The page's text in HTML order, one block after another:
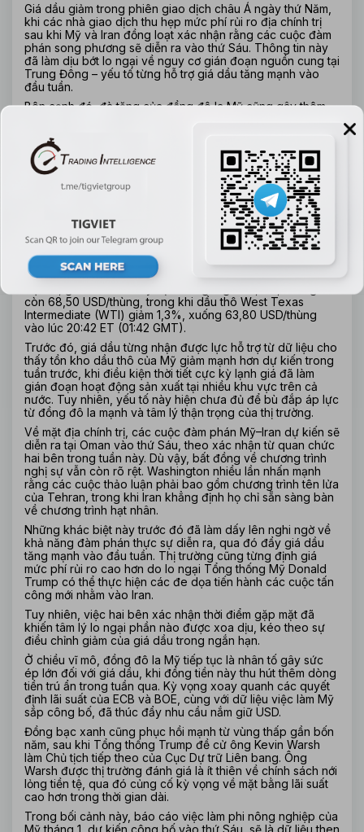
Giá dầu giảm trong phiên giao dịch châu Á ngày thứ Năm,
khi các nhà giao dịch thu hẹp mức phí rủi ro địa chính trị
sau khi Mỹ và Iran đồng loạt xác nhận rằng các cuộc đàm
phán song phương sẽ diễn ra vào thứ Sáu. Thông tin này
đã làm dịu bớt lo ngại về nguy cơ gián đoạn nguồn cung tại
Trung Đông – yếu tố từng hỗ trợ giá dầu tăng mạnh vào
đầu tuần.
Bên cạnh đó, đà tăng của đồng đô la Mỹ cũng gây thêm
phi nông nghiệp quan trọng của Mỹ trong tháng 1, dự kiến
công bố vào thứ Sáu, đồng thời theo dõi sát các cuộc họp
chính sách tiền tệ của Ngân hàng Trung ương châu Âu
(ECB) và Ngân hàng Anh (BOE) diễn ra trong ngày thứ
Sau phiên tăng mạnh vào thứ Tư, giá dầu thô đã đảo chiều
giảm khi hoạt động chốt lời xuất hiện. Dù vậy, giá dầu vẫn
đang giao dịch thấp hơn so với đầu tuần, sau khi trước đó
chịu áp lực bán mạnh trong bối cảnh thị trường hàng hóa
toàn cầu đồng loạt điều chỉnh.
còn 68,50 USD/thùng, trong khi dầu thô West Texas
Intermediate (WTI) giảm 1,3%, xuống 63,80 USD/thùng
vào lúc 20:42 ET (01:42 GMT).
Trước đó, giá dầu từng nhận được lực hỗ trợ từ dữ liệu cho
thấy tồn kho dầu thô của Mỹ giảm mạnh hơn dự kiến trong
tuần trước, khi điều kiện thời tiết cực kỳ lạnh giá đã làm
gián đoạn hoạt động sản xuất tại nhiều khu vực trên cả
nước. Tuy nhiên, yếu tố này hiện chưa đủ để bù đắp áp lực
từ đồng đô la mạnh và tâm lý thận trọng của thị trường.
Về mặt địa chính trị, các cuộc đàm phán Mỹ–Iran dự kiến sẽ
diễn ra tại Oman vào thứ Sáu, theo xác nhận từ quan chức
hai bên trong tuần này. Dù vậy, bất đồng về chương trình
nghị sự vẫn còn rõ rệt. Washington nhiều lần nhấn mạnh
rằng các cuộc thảo luận phải bao gồm chương trình tên lửa
của Tehran, trong khi Iran khẳng định họ chỉ sẵn sàng bàn
về chương trình hạt nhân.
Những khác biệt này trước đó đã làm dấy lên nghi ngờ về
khả năng đàm phán thực sự diễn ra, qua đó đẩy giá dầu
tăng mạnh vào đầu tuần. Thị trường cũng từng định giá
mức phí rủi ro cao hơn do lo ngại Tổng thống Mỹ Donald
Trump có thể thực hiện các đe dọa tiến hành các cuộc tấn
công mới nhằm vào Iran.
Tuy nhiên, việc hai bên xác nhận thời điểm gặp mặt đã
khiến tâm lý lo ngại phần nào được xoa dịu, kéo theo sự
điều chỉnh giảm của giá dầu trong ngắn hạn.
Ở chiều vĩ mô, đồng đô la Mỹ tiếp tục là nhân tố gây sức
ép lớn đối với giá dầu, khi đồng tiền này thu hút thêm dòng
tiền trú ẩn trong tuần qua. Kỳ vọng xoay quanh các quyết
định lãi suất của ECB và BOE, cùng với dữ liệu việc làm Mỹ
sắp công bố, đã thúc đẩy nhu cầu nắm giữ USD.
Đồng bạc xanh cũng phục hồi mạnh từ vùng thấp gần bốn
năm, sau khi Tổng thống Trump đề cử ông Kevin Warsh
làm Chủ tịch tiếp theo của Cục Dự trữ Liên bang. Ông
Warsh được thị trường đánh giá là ít thiên về chính sách nới
lỏng tiền tệ, qua đó củng cố kỳ vọng về mặt bằng lãi suất
cao hơn trong thời gian dài.
Trong bối cảnh này, báo cáo việc làm phi nông nghiệp của
Mỹ tháng 1, dự kiến công bố vào thứ Sáu, sẽ là dữ liệu then